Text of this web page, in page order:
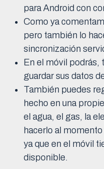
para Android con
Como ya
pero también lo
sincronización
En el móvil podrás,
guardar sus datos
También puedes
hecho en una
el agua, el gas, la
hacerlo al
ya que en el móvil
disponible.